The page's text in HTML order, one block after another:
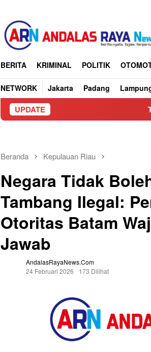
BERITA KRIMINAL POLITIK
NETWORK Jakarta Padang
UPDATE Truck
Beranda Kepulauan Riau
Negara Tidak
Tambang Ilegal:
Otoritas Batam
Jawab
AndalasRayaNews.com
24 Februari 2026
173 Dilihat